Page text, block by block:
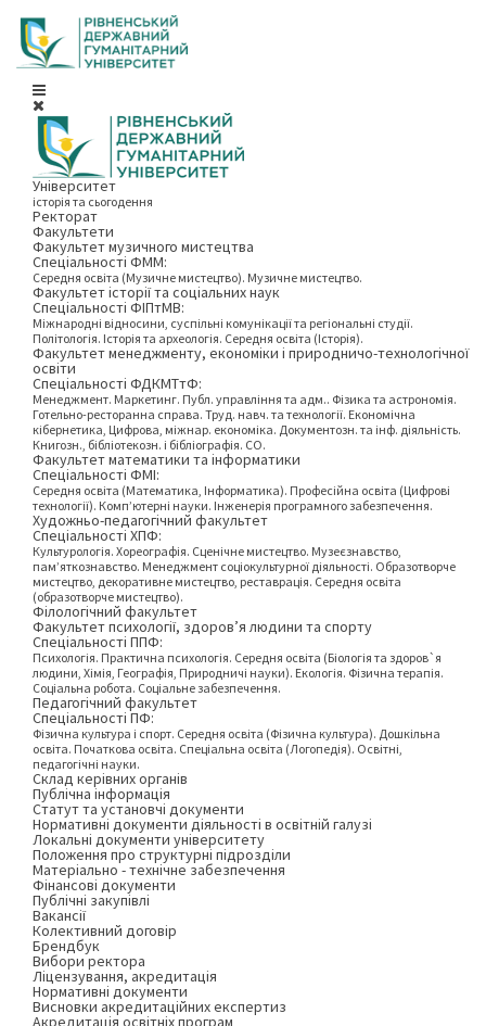
Університет
історія та сьогодення
Ректорат
Факультети
Факультет музичного мистецтва
Спеціальності ФММ:
Середня освіта (Музичне мистецтво). Музичне мистецтво.
Факультет історії та соціальних наук
Спеціальності ФІПтМВ:
Міжнародні відносини, суспільні комунікації та регіональні студії.
Політологія. Історія та археологія. Середня освіта (Історія).
Факультет менеджменту, економіки і природничо-технологічної
освіти
Спеціальності ФДКМТтФ:
Менеджмент. Маркетинг. Публ. управління та адм.. Фізика та астрономія.
Готельно-ресторанна справа. Труд. навч. та технології. Економічна
кібернетика, Цифрова, міжнар. економіка. Документозн. та інф. діяльність.
Книгозн., бібліотекозн. і бібліографія. СО.
Факультет математики та інформатики
Спеціальності ФМІ:
Середня освіта (Математика, Інформатика). Професійна освіта (Цифрові
технології). Комп’ютерні науки. Інженерія програмного забезпечення.
Художньо-педагогічний факультет
Спеціальності ХПФ:
Культурологія. Хореографія. Сценічне мистецтво. Музеєзнавство,
пам’яткознавство. Менеджмент соціокультурної діяльності. Образотворче
мистецтво, декоративне мистецтво, реставрація. Середня освіта
(образотворче мистецтво).
Філологічний факультет
Факультет психології, здоров’я людини та спорту
Спеціальності ППФ:
Психологія. Практична психологія. Середня освіта (Біологія та здоров`я
людини, Хімія, Географія, Природничі науки). Екологія. Фізична терапія.
Соціальна робота. Соціальне забезпечення.
Педагогічний факультет
Спеціальності ПФ:
Фізична культура і спорт. Середня освіта (Фізична культура). Дошкільна
освіта. Початкова освіта. Спеціальна освіта (Логопедія). Освітні,
педагогічні науки.
Склад керівних органів
Публічна інформація
Статут та установчі документи
Нормативні документи діяльності в освітній галузі
Локальні документи університету
Положення про структурні підрозділи
Матеріально - технічне забезпечення
Фінансові документи
Публічні закупівлі
Вакансії
Колективний договір
Брендбук
Вибори ректора
Ліцензування, акредитація
Нормативні документи
Висновки акредитаційних експертиз
Акредитація освітніх програм